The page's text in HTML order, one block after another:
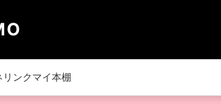
ンク マイ本棚